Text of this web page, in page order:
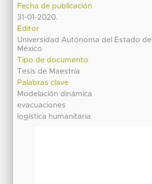
Fecha de publicación
31-01-2020.
Editor
Universidad Autónoma del Estado de
México
Tipo de documento
Tesis de Maestría
Palabras clave
Modelación dinámica
evacuaciones
logística humanitaria